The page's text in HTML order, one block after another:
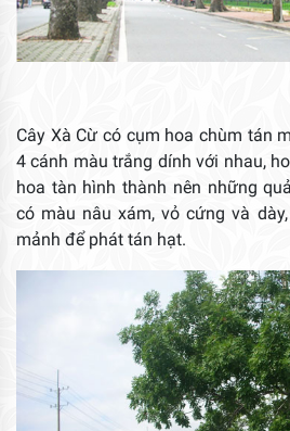
Cây Xà Cừ có cụm hoa chùm tán
4 cánh màu trắng dính với nhau,
hoa tàn hình thành nên những
có màu nâu xám, vỏ cứng và
mảnh để phát tán hạt.